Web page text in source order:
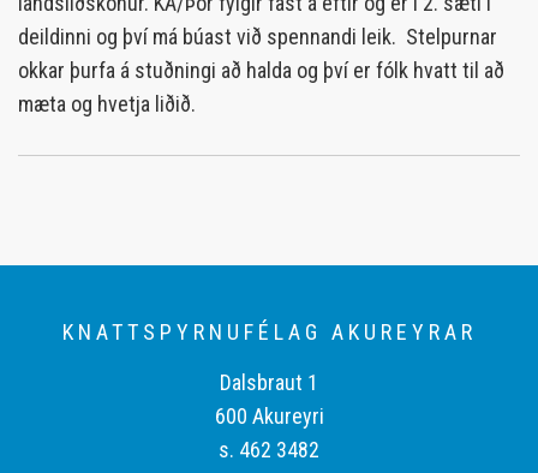
deildinni og því má búast við spennandi leik. Stelpurnar
okkar þurfa á stuðningi að halda og því er fólk hvatt til að
mæta og hvetja liðið.
KNATTSPYRNUFÉLAG AKUREYRAR
Dalsbraut 1
600 Akureyri
s. 462 3482